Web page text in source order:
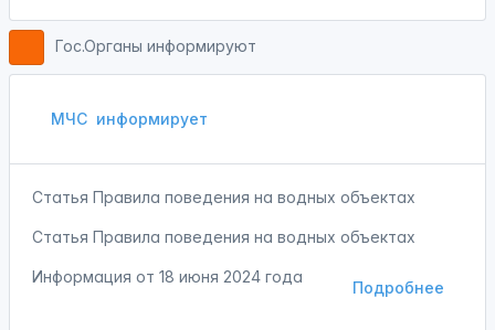
Гос.Органы информируют
МЧС информирует
Статья Правила поведения на водных объектах
Статья Правила поведения на водных объектах
Подробнее
Информация от 18 июня 2024 года